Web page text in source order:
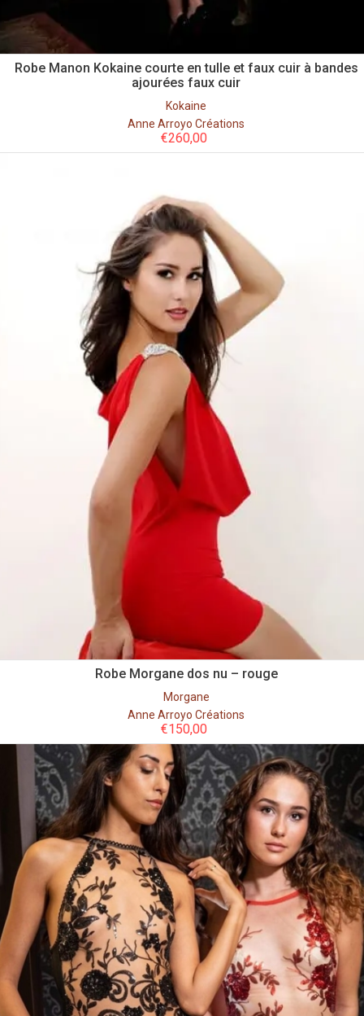
Robe Manon Kokaine courte en tulle et faux cuir à bandes
ajourées faux cuir
Kokaine
Anne Arroyo Créations
€260,00
Robe Morgane dos nu – rouge
Morgane
Anne Arroyo Créations
€150,00